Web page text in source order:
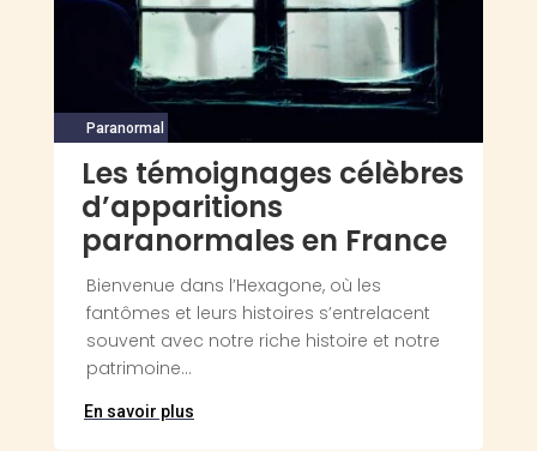
Paranormal
Les témoignages célèbres
d’apparitions
paranormales en France
Bienvenue dans l’Hexagone, où les
fantômes et leurs histoires s’entrelacent
souvent avec notre riche histoire et notre
patrimoine...
En savoir plus